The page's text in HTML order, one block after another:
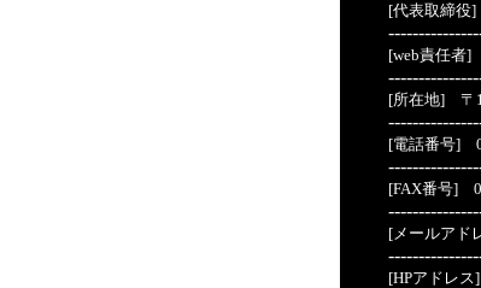
[代表取締役]
[web責任
[所在地] 〒
[電話番号]
[FAX番号]
[メールアド
[HPアドレ